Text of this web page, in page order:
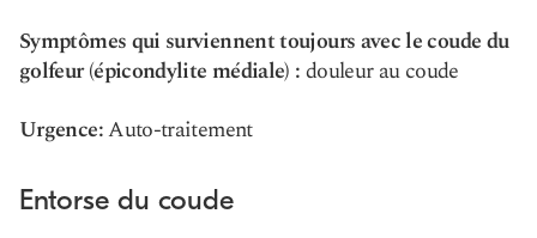
Symptômes qui surviennent toujours avec le coude du
golfeur (épicondylite médiale) :douleur au coude
Urgence:Auto-traitement
Entorse du coude